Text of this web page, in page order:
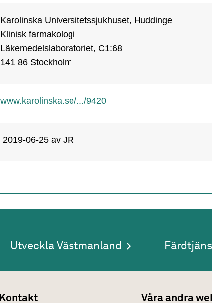
Karolinska Universitetssjukhuset, Huddinge
Klinisk farmakologi
Läkemedelslaboratoriet, C1:68
www.karolinska.se/.../9420
2019-06-25av JR
Utveckla Västmanland
Kontakt Våra andra